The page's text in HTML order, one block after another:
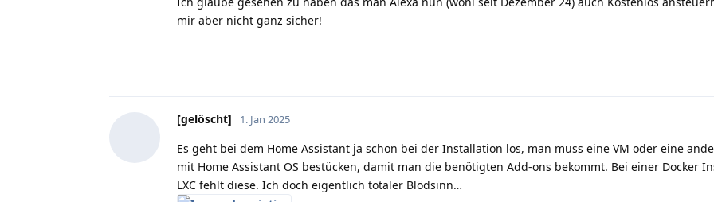
mir aber nicht ganz sicher!
[gelöscht] 1. Jan 2025
Es geht bei dem Home Assistant ja schon bei der Installation los, man muss eine VM oder eine
mit Home Assistant OS bestücken, damit man die benötigten Add-ons bekommt. Bei einer Docker
LXC fehlt diese. Ich doch eigentlich totaler Blödsinn…